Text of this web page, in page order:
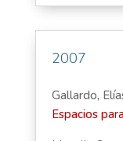
2007
Gallardo,
Espacios